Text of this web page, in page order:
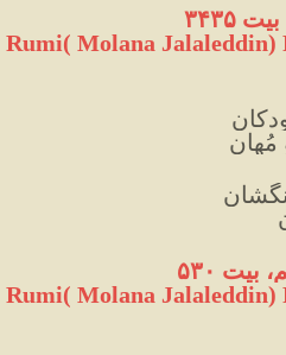
Rumi( Molana Jalaleddin)
۵۳۰
Rumi( Molana Jalaleddin)